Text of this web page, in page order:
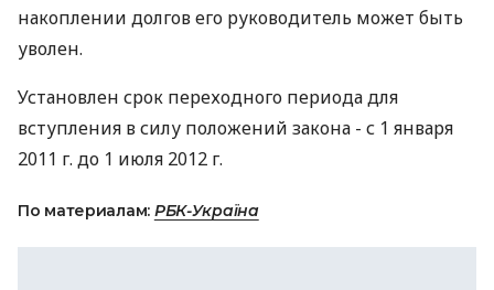
накоплении долгов его руководитель может быть
уволен.
Установлен срок переходного периода для
вступления в силу положений закона - с 1 января
2011 г. до 1 июля 2012 г.
По материалам: РБК-Україна